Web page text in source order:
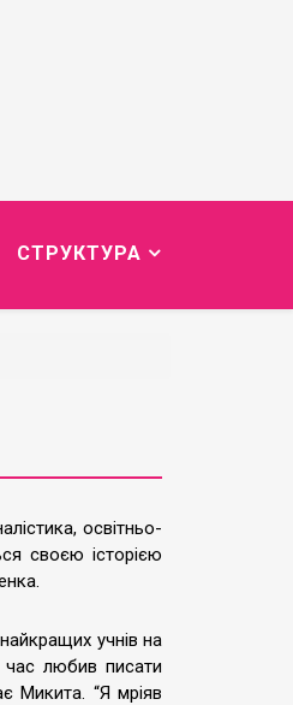
СТРУКТУРА
освітньо-
своєю історією
учнів на
час любив писати
Микита. “Я мріяв